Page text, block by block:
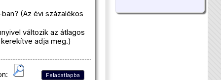
(Az évi százalékos
változik az átlagos
adja meg.)
Feladatlapba